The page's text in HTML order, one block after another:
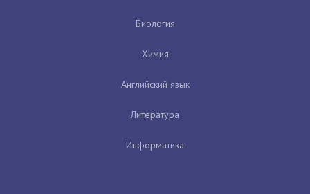
Биология
Химия
Английский язык
Литература
Информатика